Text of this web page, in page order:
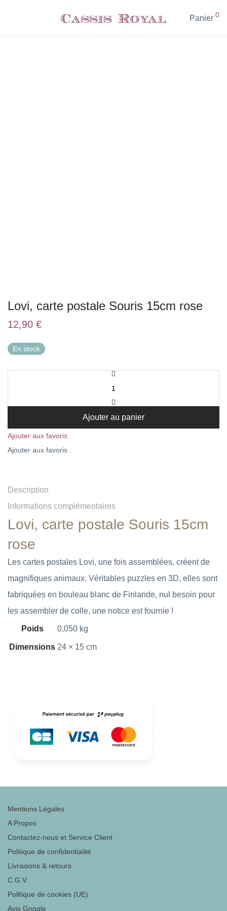
Panier 0
Lovi, carte postale Souris 15cm rose
12,90 €
En stock
Ajouter au panier
Ajouter aux favoris .
Ajouter aux favoris .
Description
Informations complémentaires
Lovi, carte postale Souris 15cm
rose
Les cartes postales Lovi, une fois assemblées, créent de
magnifiques animaux. Véritables puzzles en 3D, elles sont
fabriquées en bouleau blanc de Finlande, nul besoin pour
les assembler de colle, une notice est fournie !
Poids 0,050 kg
Dimensions 24 × 15 cm
Mentions Légales
A Propos
Contactez-nous et Service Client
Politique de confidentialité
Livraisons & retours
C.G.V.
Politique de cookies (UE)
Avis Google